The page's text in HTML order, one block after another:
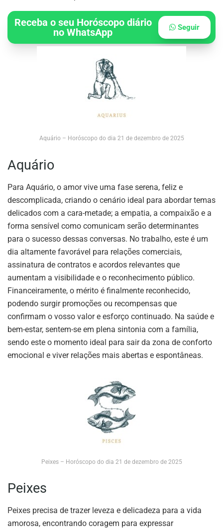
Receba o seu Horóscopo diário
no WhatsApp
Seguir
Aquário – Horóscopo do dia 21 de dezembro de 2025
Aquário
Para Aquário, o amor vive uma fase serena, feliz e
descomplicada, criando o cenário ideal para abordar temas
delicados com a cara-metade; a empatia, a compaixão e a
forma sensível como comunicam serão determinantes
para o sucesso dessas conversas. No trabalho, este é um
dia altamente favorável para relações comerciais,
assinatura de contratos e acordos relevantes que
aumentam a visibilidade e o reconhecimento público.
Financeiramente, o mérito é finalmente reconhecido,
podendo surgir promoções ou recompensas que
confirmam o vosso valor e esforço continuado. Na saúde e
bem-estar, sentem-se em plena sintonia com a família,
sendo este o momento ideal para sair da zona de conforto
emocional e viver relações mais abertas e espontâneas.
Peixes – Horóscopo do dia 21 de dezembro de 2025
Peixes
Peixes precisa de trazer leveza e delicadeza para a vida
amorosa, encontrando coragem para expressar